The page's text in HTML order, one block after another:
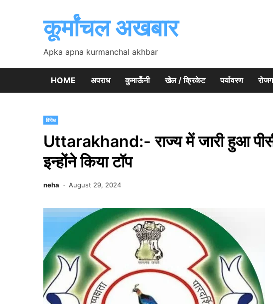
कूर्मांचल अखबार
Apka apna kurmanchal akhbar
HOME अपराध कुमाऊँनी खेल / क्रिकेट पर्यावरण
विविध
Uttarakhand:- राज्य में जारी हुआ
इन्होंने किया टॉप
neha August 29, 2024